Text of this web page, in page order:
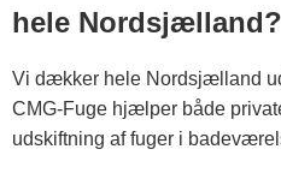
hele Nordsjælland?
Vi dækker hele Nordsjælland
CMG-Fuge hjælper både
udskiftning af fuger i